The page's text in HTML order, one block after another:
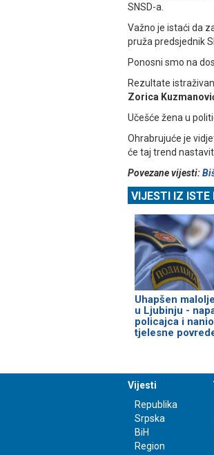
SNSD-a.
Važno je istaći da
pruža predsjednik
Ponosni smo na
Rezultate
Zorica
Učešće žena u
Ohrabrujuće je
će taj trend
Povezane vijesti:
VIJESTI IZ ISTE
Uhapšen
u Ljubinju -
policajca i
tjelesne
Vijesti
Republika
Srpska
BiH
Region